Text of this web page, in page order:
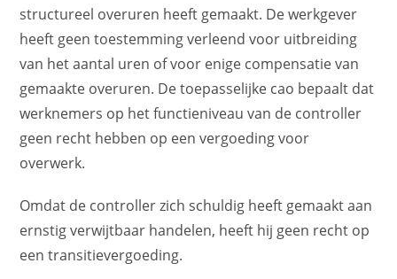
structureel overuren heeft gemaakt. De werkgever
heeft geen toestemming verleend voor uitbreiding
van het aantal uren of voor enige compensatie van
gemaakte overuren. De toepasselijke cao bepaalt dat
werknemers op het functieniveau van de controller
geen recht hebben op een vergoeding voor
overwerk.
Omdat de controller zich schuldig heeft gemaakt aan
ernstig verwijtbaar handelen, heeft hij geen recht op
een transitievergoeding.